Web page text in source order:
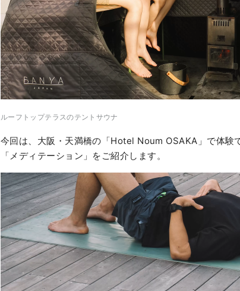
ルーフトップテラスのテントサウナ
今回は、大阪・天満橋の「Hotel Noum OSAKA」で体験
「メディテーション」をご紹介します。